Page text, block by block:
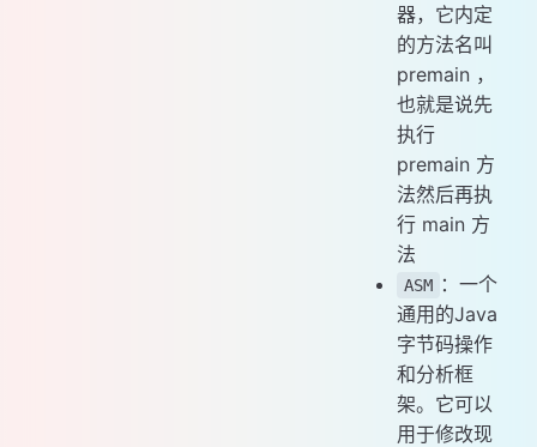
器，它内定
的方法名叫
premain ，
也就是说先
执行
premain 方
法然后再执
行 main 方
法
ASM ：一个
通用的Java
字节码操作
和分析框
架。它可以
用于修改现